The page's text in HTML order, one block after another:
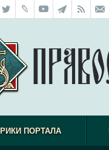
ПОРТАЛА